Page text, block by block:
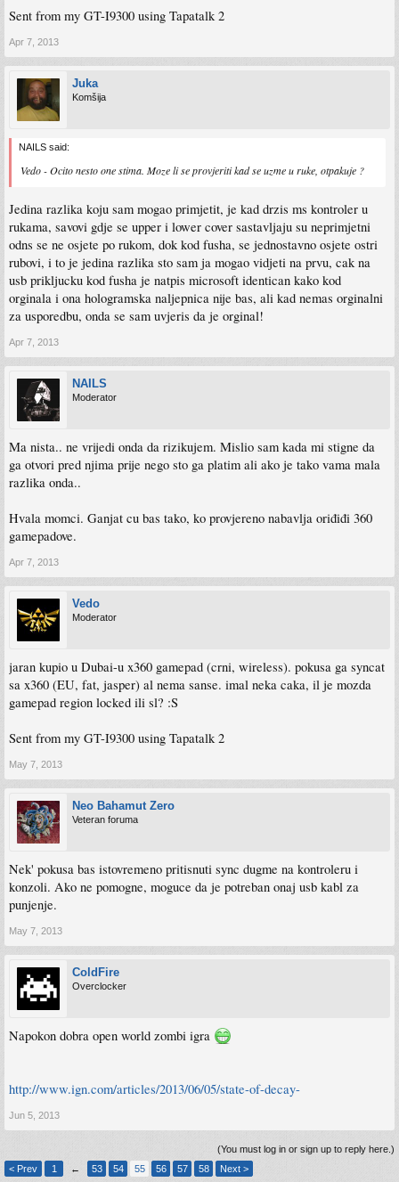
Sent from my GT-I9300 using Tapatalk 2
Apr 7, 2013
Juka
Komšija
NAILS said:
Vedo - Ocito nesto one stima. Moze li se provjeriti kad se uzme u ruke, otpakuje ?
Jedina razlika koju sam mogao primjetit, je kad drzis ms kontroler u
rukama, savovi gdje se upper i lower cover sastavljaju su neprimjetni
odns se ne osjete po rukom, dok kod fusha, se jednostavno osjete ostri
rubovi, i to je jedina razlika sto sam ja mogao vidjeti na prvu, cak na
usb prikljucku kod fusha je natpis microsoft identican kako kod
orginala i ona hologramska naljepnica nije bas, ali kad nemas orginalni
za usporedbu, onda se sam uvjeris da je orginal!
Apr 7, 2013
NAILS
Moderator
Ma nista.. ne vrijedi onda da rizikujem. Mislio sam kada mi stigne da
ga otvori pred njima prije nego sto ga platim ali ako je tako vama mala
razlika onda..
Hvala momci. Ganjat cu bas tako, ko provjereno nabavlja oriđiđi 360
gamepadove.
Apr 7, 2013
Vedo
Moderator
jaran kupio u Dubai-u x360 gamepad (crni, wireless). pokusa ga syncat
sa x360 (EU, fat, jasper) al nema sanse. imal neka caka, il je mozda
gamepad region locked ili sl? :S
Sent from my GT-I9300 using Tapatalk 2
May 7, 2013
Neo Bahamut Zero
Veteran foruma
Nek' pokusa bas istovremeno pritisnuti sync dugme na kontroleru i
konzoli. Ako ne pomogne, moguce da je potreban onaj usb kabl za
punjenje.
May 7, 2013
ColdFire
Overclocker
Napokon dobra open world zombi igra
http://www.ign.com/articles/2013/06/05/state-of-decay-
Jun 5, 2013
(You must log in or sign up to reply here.)
< Prev
1 ← 53 54 55 56 57 58 Next >